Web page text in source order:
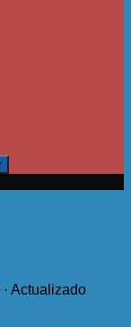
· Actualizado